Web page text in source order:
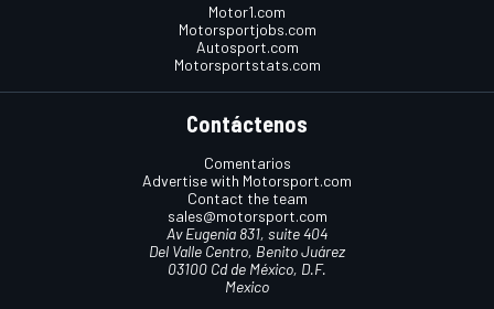
Motor1.com
Motorsportjobs.com
Autosport.com
Motorsportstats.com
Contáctenos
Comentarios
Advertise with Motorsport.com
Contact the team
sales@motorsport.com
Av Eugenia 831, suite 404
Del Valle Centro, Benito Juárez
03100 Cd de México, D.F.
Mexico